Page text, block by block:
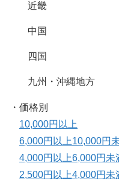
近畿
中国
四国
九州・沖縄地方
・価格別
10,000円以上
6,000円以上10,000円
4,000円以上6,000円未
2,500円以上4,000円未